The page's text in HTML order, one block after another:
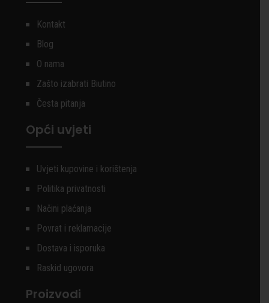
Kontakt
Blog
O nama
Zašto izabrati Biutino
Česta pitanja
Opći uvjeti
Uvjeti kupovine i korištenja
Politika privatnosti
Načini plaćanja
Povrat i reklamacije
Dostava i isporuka
Raskid ugovora
Proizvodi